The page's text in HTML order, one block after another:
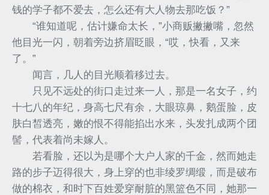
钱的学子都不爱去，怎么还有大人物去那吃饭？”
“谁知道呢，估计嫌命太长，”小商贩撇撇嘴，忽然
他目光一闪，朝着旁边挤眉眨眼，“哎，快看，又来
了。”
闻言，几人的目光顺着移过去。
只见不远处的街口走过来一人，那是一名女子，约
十七八的年纪，身高七尺有余，大眼琼鼻，鹅蛋脸，皮
肤白皙透亮，嫩的恨不得能掐出水来，头发扎成两个团
髻，代表着尚未嫁人。
若看脸，还以为是哪个大户人家的千金，然而她走
路的步子迈得很大，身上穿的也非绫罗绸缎，而是破布
做的棉衣，和时下百姓爱穿耐脏的黑篮色不同，她那一